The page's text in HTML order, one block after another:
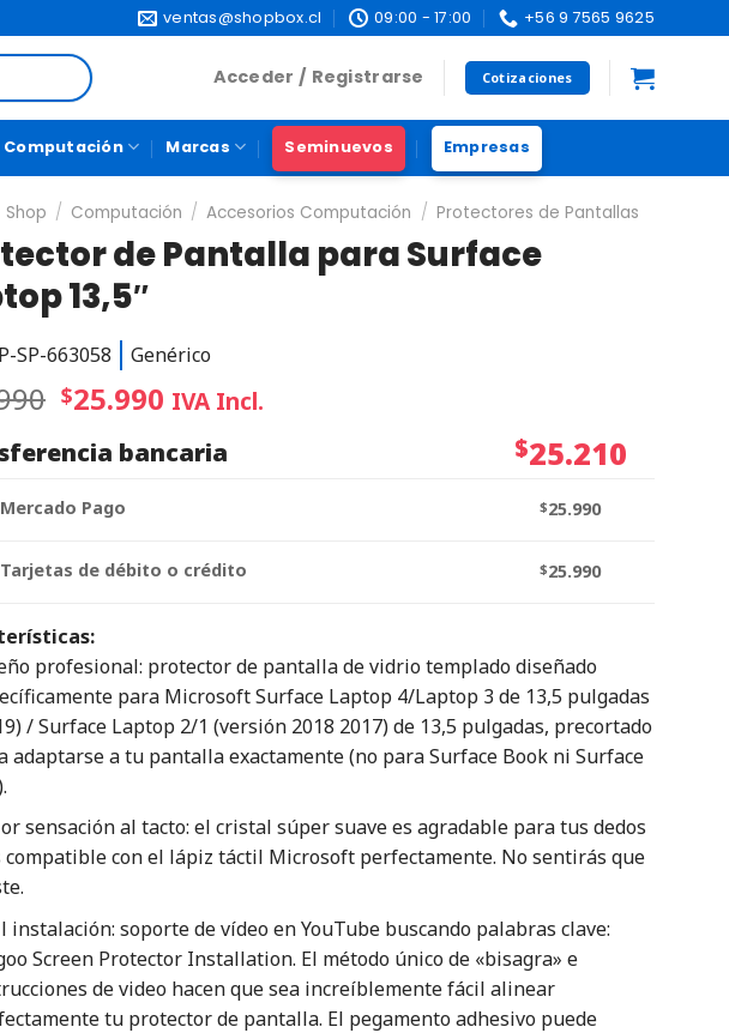
ventas@shopbox.cl 09:00 - 17:00 +56 9 7565 9625
Acceder / Registrarse Cotizaciones
Computación Marcas Seminuevos Empresas
Shop / Computación / Accesorios Computación / Protectores de Pantallas
de Pantalla para Surface
13,5″
SP-663058 Genérico
$25.990 IVA Incl.
bancaria
$25.210
Pago $25.990
Tarjetas de débito o crédito $25.990
profesional: protector de pantalla de vidrio templado diseñado
para Microsoft Surface Laptop 4/Laptop 3 de 13,5 pulgadas
/ Surface Laptop 2/1 (versión 2018 2017) de 13,5 pulgadas, precortado
adaptarse a tu pantalla exactamente (no para Surface Book ni Surface
sensación al tacto: el cristal súper suave es agradable para tus dedos
compatible con el lápiz táctil Microsoft perfectamente. No sentirás que
instalación: soporte de vídeo en YouTube buscando palabras clave:
Screen Protector Installation. El método único de «bisagra» e
de video hacen que sea increíblemente fácil alinear
tu protector de pantalla. El pegamento adhesivo puede